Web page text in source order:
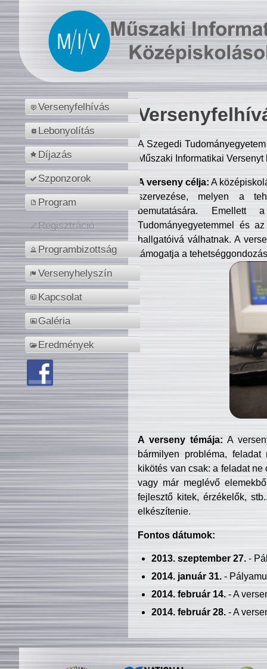
Versenyfelhívás
Lebonyolítás
Díjazás
Szponzorok
Program
Regisztráció
Programbizottság
Versenyhelyszín
Kapcsolat
Galéria
Eredmények
A Szegedi
Műszaki Informatikai
A verseny célja: A
szervezése, melyen a
bemutatására. Emellett
Tudományegyetemmel és
hallgatóivá válhatnak. A
támogatja a
A verseny témája: A
bármilyen probléma, feladat
kikötés van csak: a feladat
vagy már meglévő
fejlesztő kitek, érzékelők,
elkészítenie.
Fontos dátumok:
2013. szeptember 27.-
2014. január 31.-
2014. február 14.- A
2014. február 28.- A